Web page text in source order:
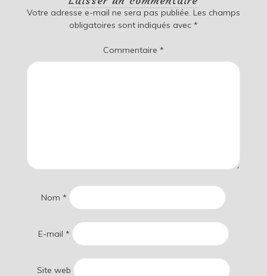
Votre adresse e-mail ne sera pas publiée. Les champs
obligatoires sont indiqués avec *
Commentaire *
Nom *
E-mail *
Site web